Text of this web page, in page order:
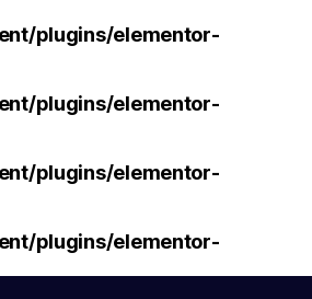
plugins/elementor-
plugins/elementor-
plugins/elementor-
plugins/elementor-